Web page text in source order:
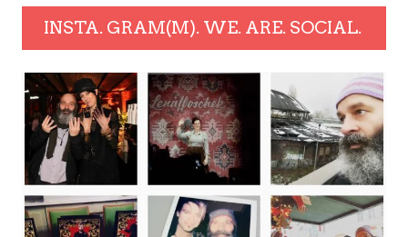
INSTA. GRAM(M). WE. ARE. SOCIAL.